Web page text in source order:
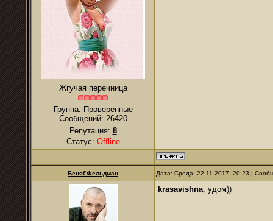
Жгучая перечница
Группа: Проверенные
Сообщений: 26420
Репутация: 8
Статус: Offline
Беня€Фельдман Дата: Среда, 22.11.2017, 20:23 |
krasavishna, удом))